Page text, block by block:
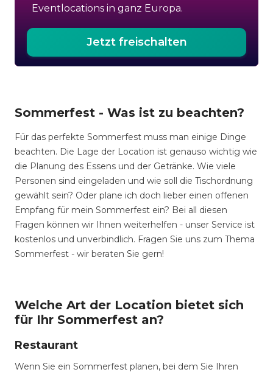
Eventlocations in ganz Europa.
Jetzt freischalten
Sommerfest - Was ist zu beachten?
Für das perfekte Sommerfest muss man einige Dinge
beachten. Die Lage der Location ist genauso wichtig wie
die Planung des Essens und der Getränke. Wie viele
Personen sind eingeladen und wie soll die Tischordnung
gewählt sein? Oder plane ich doch lieber einen offenen
Empfang für mein Sommerfest ein? Bei all diesen
Fragen können wir Ihnen weiterhelfen - unser Service ist
kostenlos und unverbindlich. Fragen Sie uns zum Thema
Sommerfest - wir beraten Sie gern!
Welche Art der Location bietet sich
für Ihr Sommerfest an?
Restaurant
Wenn Sie ein Sommerfest planen, bei dem Sie Ihren